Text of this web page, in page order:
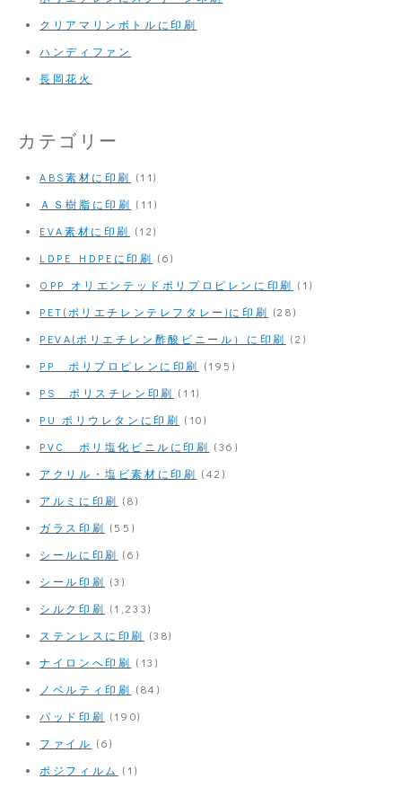
クリアマリンボトルに印刷
ハンディファン
長岡花火
カテゴリー
ABS素材に印刷 (11)
ＡＳ樹脂に印刷 (11)
EVA素材に印刷 (12)
LDPE HDPEに印刷 (6)
OPP オリエンテッドポリプロピレンに印刷 (1)
PET(ポリエチレンテレフタレー)に印刷 (28)
PEVA(ポリエチレン酢酸ビニール）に印刷 (2)
PP ポリプロピレンに印刷 (195)
PS ポリスチレン印刷 (11)
PU ポリウレタンに印刷 (10)
PVC ポリ塩化ビニルに印刷 (36)
アクリル・塩ビ素材に印刷 (42)
アルミに印刷 (8)
ガラス印刷 (55)
シールに印刷 (6)
シール印刷 (3)
シルク印刷 (1,233)
ステンレスに印刷 (38)
ナイロンへ印刷 (13)
ノベルティ印刷 (84)
パッド印刷 (190)
ファイル (6)
ポジフィルム (1)